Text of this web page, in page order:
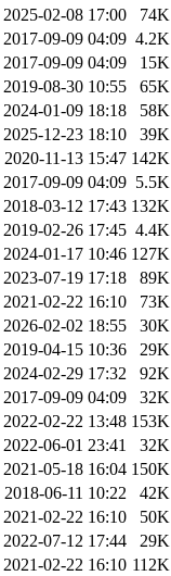
2025-02-08 17:00
74K
2017-09-09 04:09 4.2K
2017-09-09 04:09
15K
2019-08-30 10:55
65K
2024-01-09 18:18
58K
2025-12-23 18:10
39K
2020-11-13 15:47 142K
2017-09-09 04:09 5.5K
2018-03-12 17:43 132K
2019-02-26 17:45 4.4K
2024-01-17 10:46 127K
2023-07-19 17:18
89K
2021-02-22 16:10
73K
2026-02-02 18:55
30K
2019-04-15 10:36
29K
2024-02-29 17:32
92K
2017-09-09 04:09
32K
2022-02-22 13:48 153K
2022-06-01 23:41
32K
2021-05-18 16:04 150K
2018-06-11 10:22
42K
2021-02-22 16:10
50K
2022-07-12 17:44
29K
2021-02-22 16:10 112K